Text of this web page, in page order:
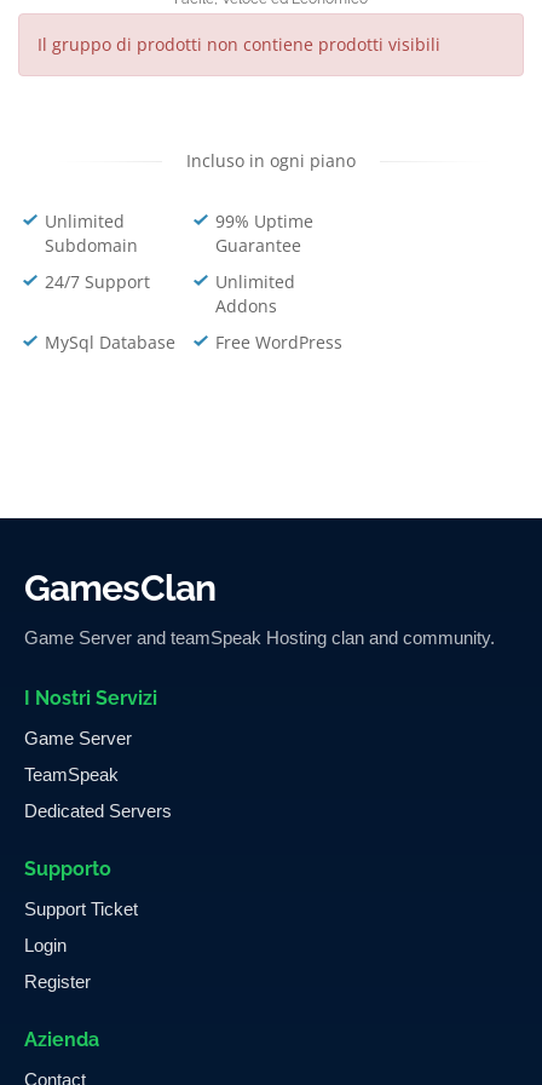
Il gruppo di prodotti non contiene prodotti visibili
Incluso in ogni piano
Unlimited
Subdomain
99% Uptime
Guarantee
24/7 Support
Unlimited
Addons
MySql Database
Free WordPress
GamesClan
Game Server and teamSpeak Hosting clan and community.
I Nostri Servizi
Game Server
TeamSpeak
Dedicated Servers
Supporto
Support Ticket
Login
Register
Azienda
Contact